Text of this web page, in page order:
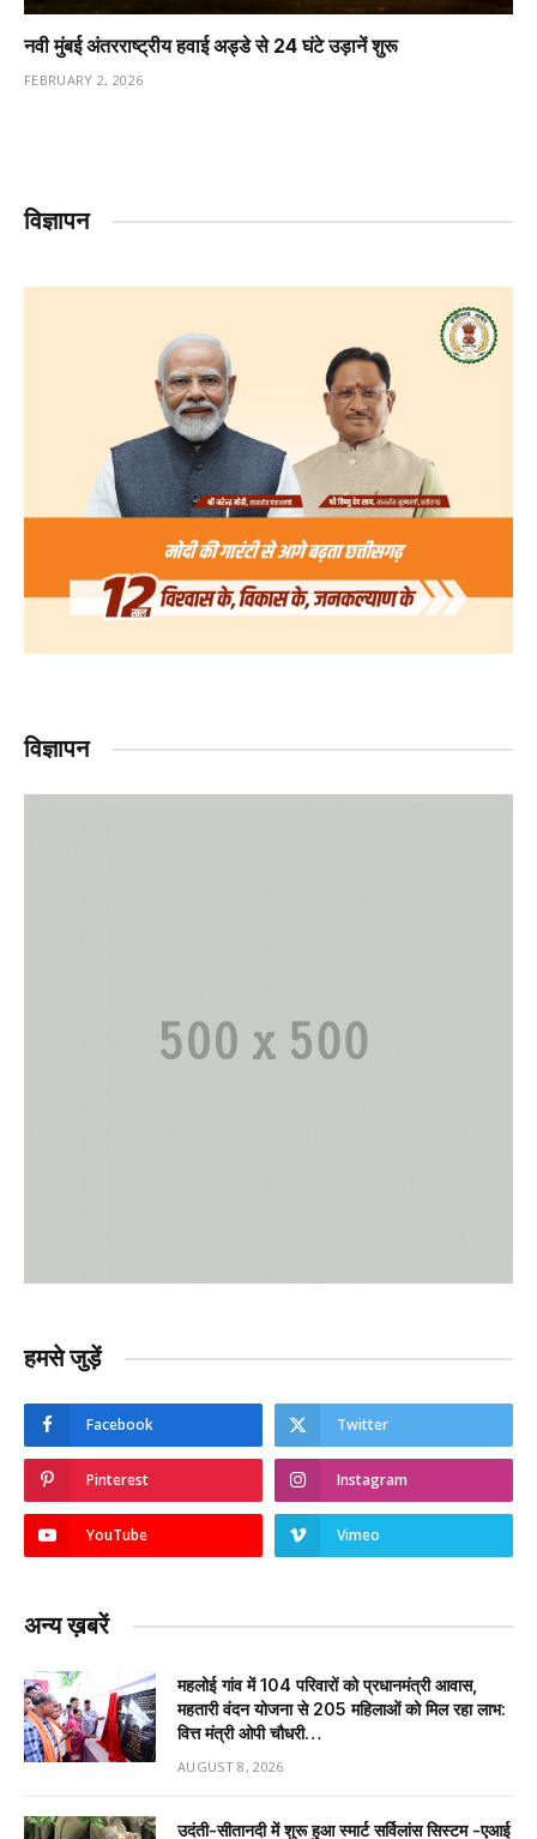
नवी मुंबई अंतरराष्ट्रीय हवाई अड्डे से 24 घंटे उड़ानें शुरू
FEBRUARY 2, 2026
विज्ञापन
विज्ञापन
हमसे जुड़ें
Facebook Twitter
Pinterest Instagram
YouTube Vimeo
अन्य ख़बरें
महलोई गांव में 104 परिवारों को प्रधानमंत्री आवास,
महतारी वंदन योजना से 205 महिलाओं को मिल रहा लाभ:
वित्त मंत्री ओपी चौधरी…
AUGUST 8, 2026
उदंती-सीतानदी में शुरू हुआ स्मार्ट सर्विलांस सिस्टम -एआई